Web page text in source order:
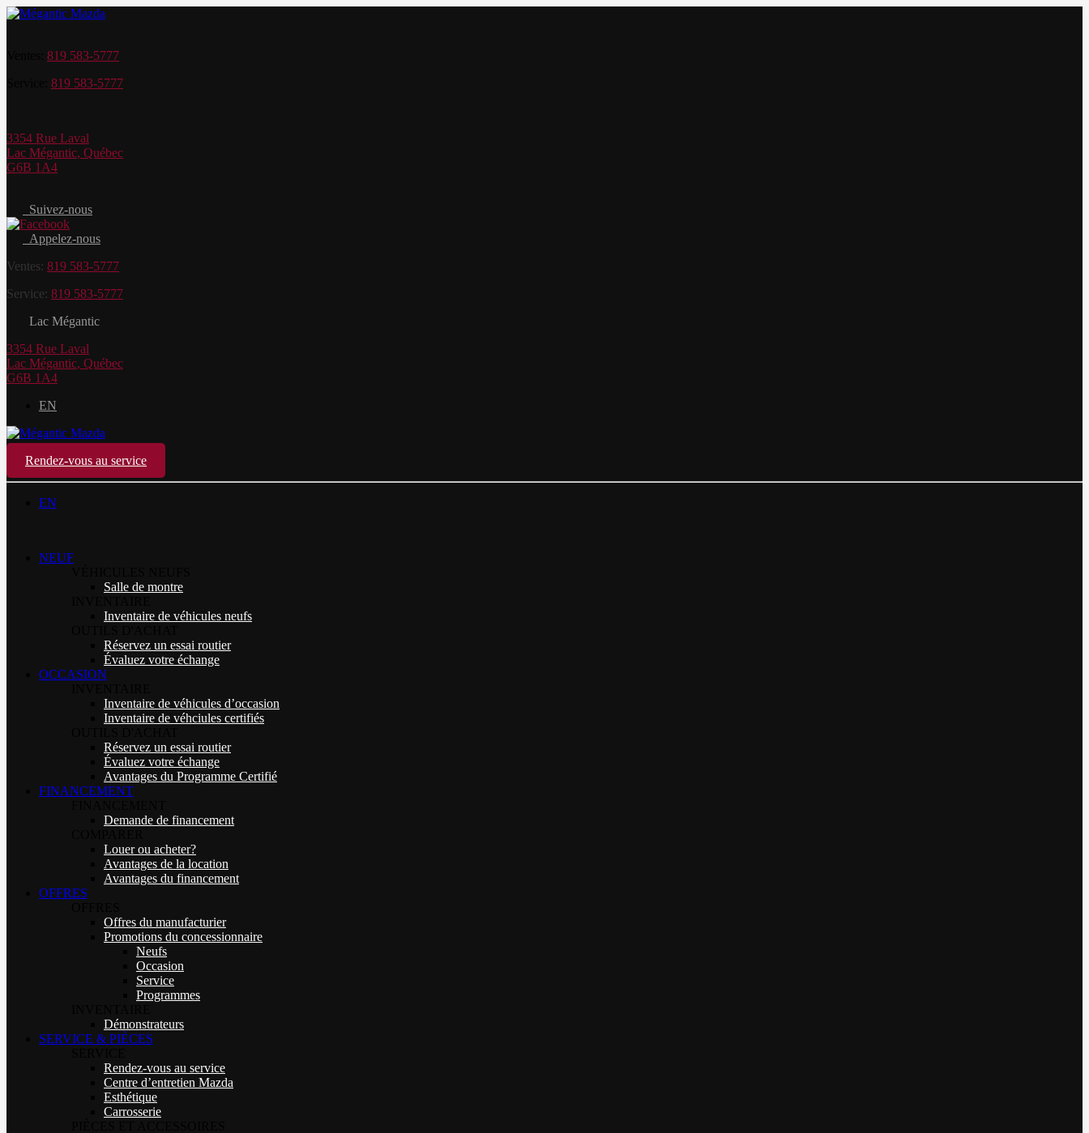
819 583-5777
819 583-5777
3354 Rue Laval
Lac Mégantic, Québec
G6B 1A4
Suivez-nous
Appelez-nous
Ventes: 819 583-5777
Service: 819 583-5777
Lac Mégantic
3354 Rue Laval
Lac Mégantic, Québec
G6B 1A4
EN
Rendez-vous au service
EN
NEUF
Salle de montre
Inventaire de véhicules neufs
Réservez un essai routier
Évaluez votre échange
OCCASION
Inventaire de véhicules d’occasion
Inventaire de véhciules certifiés
Réservez un essai routier
Évaluez votre échange
Avantages du Programme Certifié
FINANCEMENT
Demande de financement
Louer ou acheter?
Avantages de la location
Avantages du financement
OFFRES
Offres du manufacturier
Promotions du concessionnaire
Neufs
Occasion
Service
Programmes
Démonstrateurs
SERVICE & PIÈCES
Rendez-vous au service
Centre d’entretien Mazda
Esthétique
Carrosserie